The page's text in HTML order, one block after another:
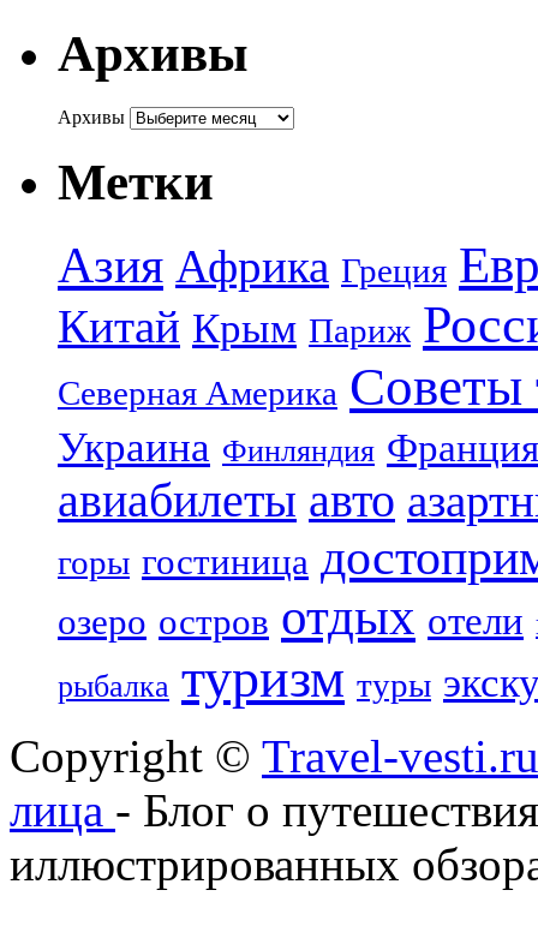
Архивы
Архивы
Метки
Азия Африка Греция
Китай Крым Париж
Северная Америка Советы
Украина Финляндия Франция
авиабилеты авто
горы гостиница
озеро остров отдых отели
рыбалка туризм туры
Copyright © Travel-
лица - Блог о
иллюстрированных